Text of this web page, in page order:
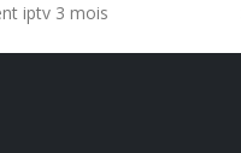
iptv 3 mois